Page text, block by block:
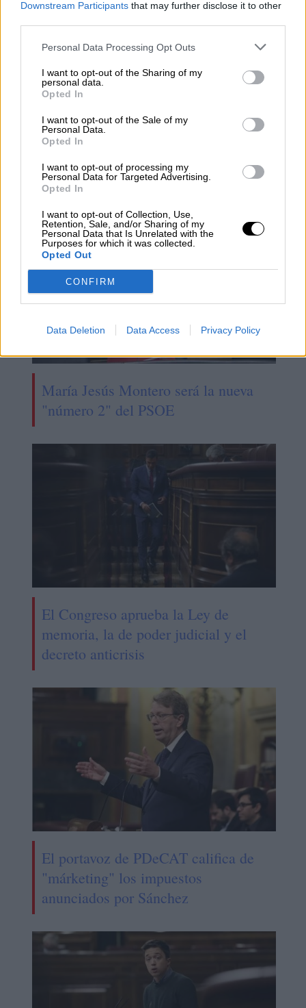
Downstream Participants that may further disclose it to other
Personal Data Processing Opt Outs
I want to opt-out of the Sharing of my
personal data.
Opted In
I want to opt-out of the Sale of my
Personal Data.
Opted In
I want to opt-out of processing my
Personal Data for Targeted Advertising.
Opted In
I want to opt-out of Collection, Use,
Retention, Sale, and/or Sharing of my
Personal Data that Is Unrelated with the
Purposes for which it was collected.
Opted Out
CONFIRM
Data Deletion Data Access Privacy Policy
El Congreso aprueba definitivamente
las leyes de libertad sexual, de
Ciencia y la reforma de la Ley
Concursal
María Jesús Montero será la nueva
"número 2" del PSOE
El Congreso aprueba la Ley de
memoria, la de poder judicial y el
decreto anticrisis
El portavoz de PDeCAT califica de
"márketing" los impuestos
anunciados por Sánchez